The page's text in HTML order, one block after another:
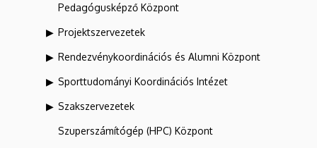
Pedagógusképző Központ
Projektszervezetek
Rendezvénykoordinációs és Alumni Központ
Sporttudományi Koordinációs Intézet
Szakszervezetek
Szuperszámítógép (HPC) Központ